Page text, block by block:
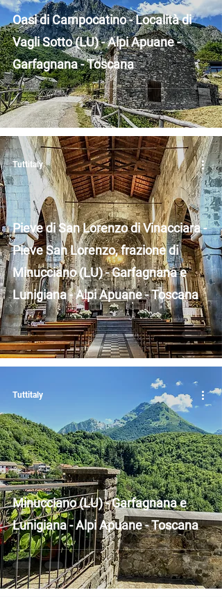
Oasi di Campocatino - Località di
Vagli Sotto (LU) - Alpi Apuane -
Garfagnana - Toscana
Pieve di San Lorenzo di Vinacciara -
Pieve San Lorenzo, frazione di
Minucciano (LU) - Garfagnana e
Lunigiana - Alpi Apuane - Toscana
Tuttitaly
Minucciano (LU) - Garfagnana e
Lunigiana - Alpi Apuane - Toscana
Tuttitaly